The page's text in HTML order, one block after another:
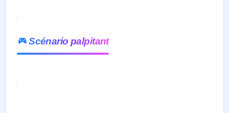
Scénario palpitant